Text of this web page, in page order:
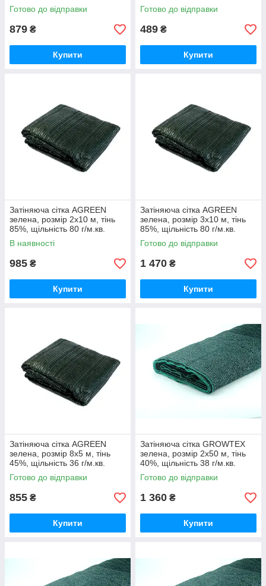
Готово до відправки
879 ₴
Купити
Готово до відправки
489 ₴
Купити
Затіняюча сітка AGREEN
зелена, розмір 2х10 м, тінь
85%, щільність 80 г/м.кв.
В наявності
985 ₴
Купити
Затіняюча сітка AGREEN
зелена, розмір 3х10 м, тінь
85%, щільність 80 г/м.кв.
Готово до відправки
1 470 ₴
Купити
Затіняюча сітка AGREEN
зелена, розмір 8х5 м, тінь
45%, щільність 36 г/м.кв.
Готово до відправки
855 ₴
Купити
Затіняюча сітка GROWTEX
зелена, розмір 2х50 м, тінь
40%, щільність 38 г/м.кв.
Готово до відправки
1 360 ₴
Купити